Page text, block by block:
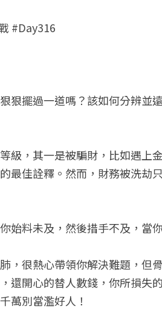
#Day316
狠擺過一道嗎？該如何分辨並
級，其一是被騙財，比如遇上
最佳詮釋。然而，財務被洗劫
始料未及，然後措手不及，當
，很熱心帶領你解決難題，但
還開心的替人數錢，你所損失
萬別當濫好人！